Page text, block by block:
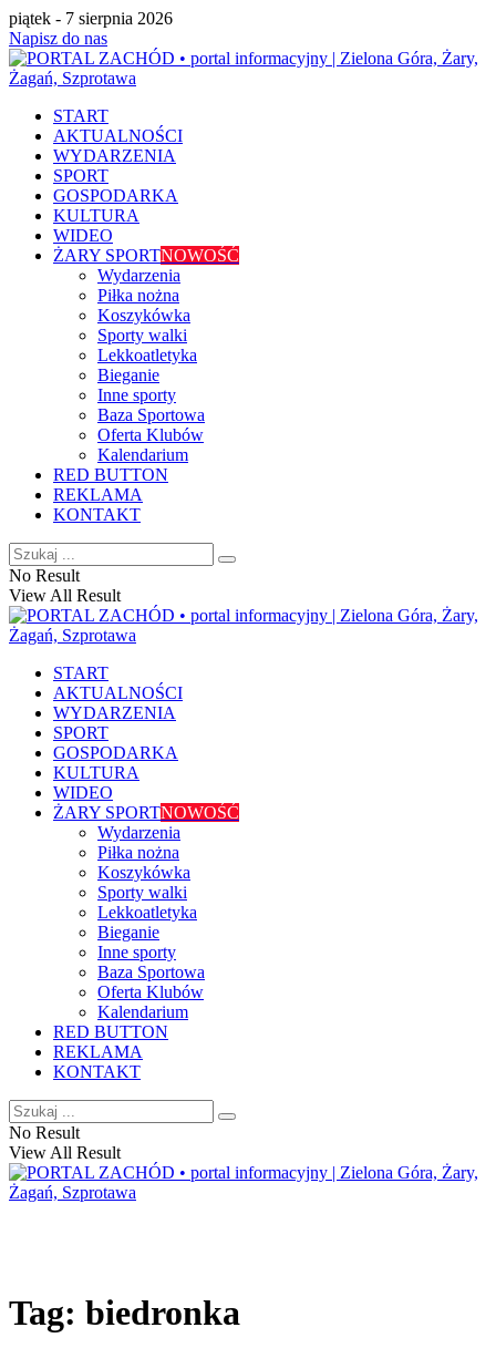
piątek - 7 sierpnia 2026
Napisz do nas
START
AKTUALNOŚCI
WYDARZENIA
SPORT
GOSPODARKA
KULTURA
WIDEO
ŻARY SPORTNOWOŚĆ
Wydarzenia
Piłka nożna
Koszykówka
Sporty walki
Lekkoatletyka
Bieganie
Inne sporty
Baza Sportowa
Oferta Klubów
Kalendarium
RED BUTTON
REKLAMA
KONTAKT
No Result
View All Result
START
AKTUALNOŚCI
WYDARZENIA
SPORT
GOSPODARKA
KULTURA
WIDEO
ŻARY SPORTNOWOŚĆ
Wydarzenia
Piłka nożna
Koszykówka
Sporty walki
Lekkoatletyka
Bieganie
Inne sporty
Baza Sportowa
Oferta Klubów
Kalendarium
RED BUTTON
REKLAMA
KONTAKT
No Result
View All Result
Tag: biedronka